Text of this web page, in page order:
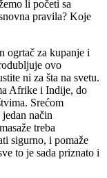
li početi sa
pravila? Koje
ogrtač za kupanje i
ovo
ni za šta na svetu.
Afrike i Indije, do
Srećom
jedan način
treba
sigurno, i pomaže
to je sada priznato i